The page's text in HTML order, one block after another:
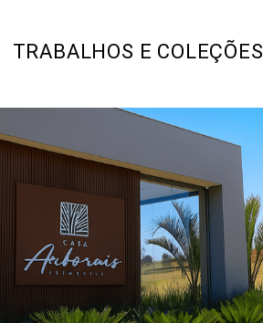
TRABALHOS E COLEÇÕES
360 0